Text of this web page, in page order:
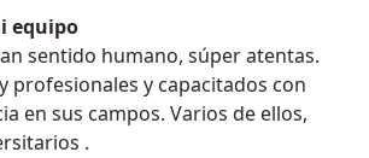
equipo
sentido humano, súper atentas.
profesionales y capacitados con
campos. Varios de ellos,
.